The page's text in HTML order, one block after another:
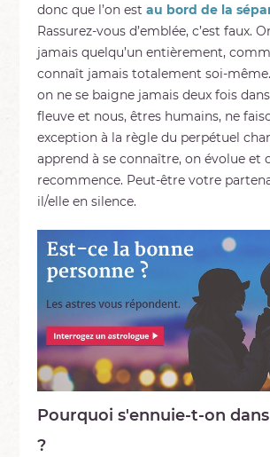
donc que l’on est au bord de la
Rassurez-vous d’emblée, c’est faux.
jamais quelqu’un entièrement,
connaît jamais totalement soi-
on ne se baigne jamais deux fois
fleuve et nous, êtres humains, ne
exception à la règle du perpétuel
apprend à se connaître, on évolue et
recommence. Peut-être votre
il/elle en silence.
Pourquoi s'ennuie-t-on
?